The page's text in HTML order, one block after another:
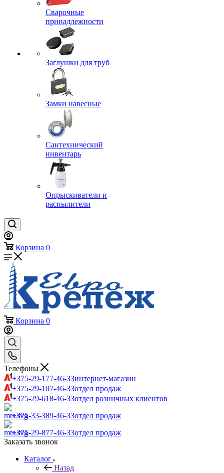
Сварочные
принадлежности
Заглушки для труб
Замки навесные
Сантехнический
инвентарь
Опрыскиватели и
распылители
Корзина 0
Корзина 0
Телефоны
+375-29-177-46-33интернет-магазин
+375-29-107-46-33отдел продаж
+375-29-618-46-33отдел розничных клиентов
+375-33-389-46-33отдел продаж
+375-29-877-46-33отдел продаж
Заказать звонок
Каталог
Назад